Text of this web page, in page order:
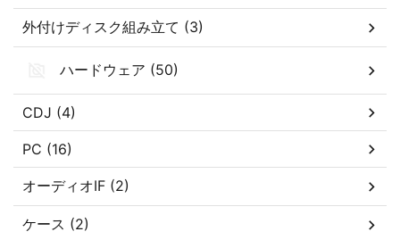
外付けディスク組み立て (3)
ハードウェア (50)
CDJ (4)
PC (16)
オーディオIF (2)
ケース (2)